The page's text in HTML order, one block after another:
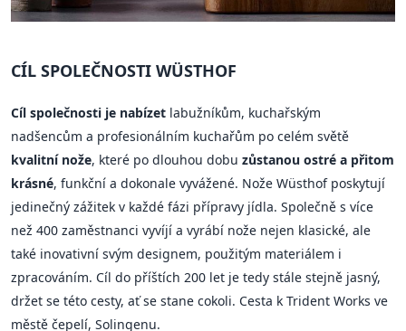
CÍL SPOLEČNOSTI WÜSTHOF
Cíl společnosti je nabízet labužníkům, kuchařským
nadšencům a profesionálním kuchařům po celém světě
kvalitní nože, které po dlouhou dobu zůstanou ostré a přitom
krásné, funkční a dokonale vyvážené. Nože Wüsthof poskytují
jedinečný zážitek v každé fázi přípravy jídla. Společně s více
než 400 zaměstnanci vyvíjí a vyrábí nože nejen klasické, ale
také inovativní svým designem, použitým materiálem i
zpracováním. Cíl do příštích 200 let je tedy stále stejně jasný,
držet se této cesty, ať se stane cokoli. Cesta k Trident Works ve
městě čepelí, Solingenu.